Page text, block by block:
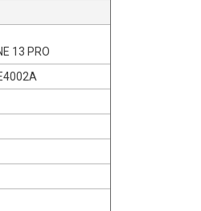
13 PRO